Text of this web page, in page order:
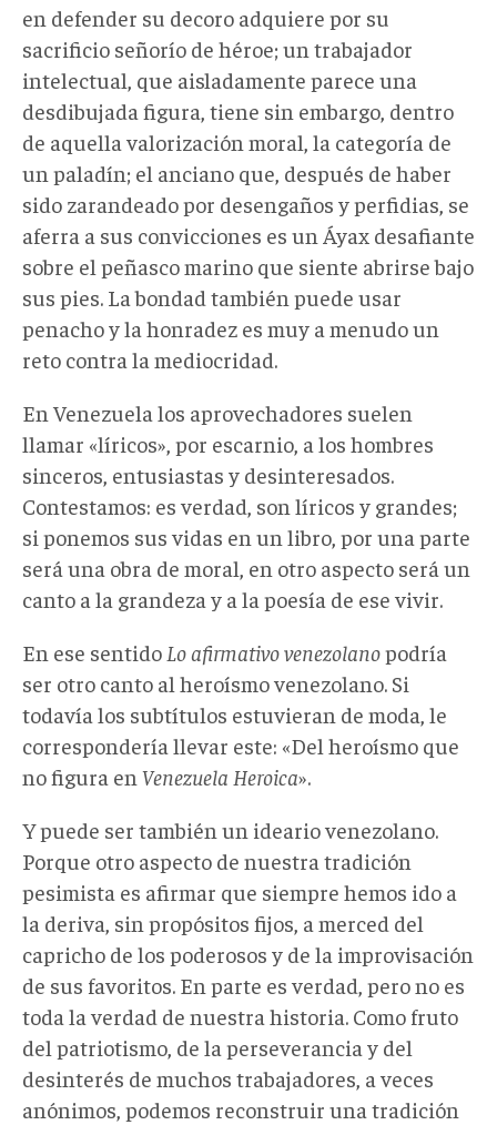
en defender su decoro adquiere por su
sacrificio señorío de héroe; un trabajador
intelectual, que aisladamente parece una
desdibujada figura, tiene sin embargo, dentro
de aquella valorización moral, la categoría de
un paladín; el anciano que, después de haber
sido zarandeado por desengaños y perfidias, se
aferra a sus convicciones es un Áyax desafiante
sobre el peñasco marino que siente abrirse bajo
sus pies. La bondad también puede usar
penacho y la honradez es muy a menudo un
reto contra la mediocridad.
En Venezuela los aprovechadores suelen
llamar «líricos», por escarnio, a los hombres
sinceros, entusiastas y desinteresados.
Contestamos: es verdad, son líricos y grandes;
si ponemos sus vidas en un libro, por una parte
será una obra de moral, en otro aspecto será un
canto a la grandeza y a la poesía de ese vivir.
En ese sentido Lo afirmativo venezolanopodría
ser otro canto al heroísmo venezolano. Si
todavía los subtítulos estuvieran de moda, le
correspondería llevar este: «Del heroísmo que
no figura en Venezuela Heroica».
Y puede ser también un ideario venezolano.
Porque otro aspecto de nuestra tradición
pesimista es afirmar que siempre hemos ido a
la deriva, sin propósitos fijos, a merced del
capricho de los poderosos y de la improvisación
de sus favoritos. En parte es verdad, pero no es
toda la verdad de nuestra historia. Como fruto
del patriotismo, de la perseverancia y del
desinterés de muchos trabajadores, a veces
anónimos, podemos reconstruir una tradición